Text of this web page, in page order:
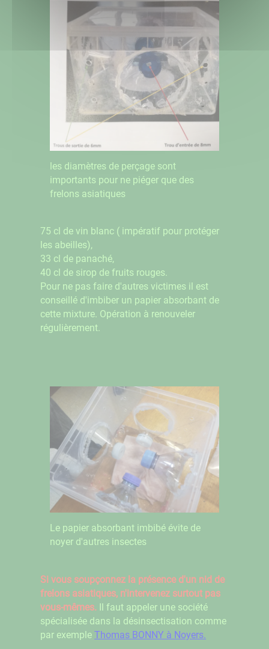
les diamètres de perçage sont
importants pour ne piéger que des
frelons asiatiques
75 cl de vin blanc ( impératif pour protéger
les abeilles),
33 cl de panaché,
40 cl de sirop de fruits rouges.
Pour ne pas faire d'autres victimes il est
conseillé d'imbiber un papier absorbant de
cette mixture. Opération à renouveler
régulièrement.
Le papier absorbant imbibé évite de
noyer d'autres insectes
Si vous soupçonnez la présence d'un nid de
frelons asiatiques, n'intervenez surtout pas
vous-mêmes. Il faut appeler une société
spécialisée dans la désinsectisation comme
par exempleThomas BONNY à Noyers.